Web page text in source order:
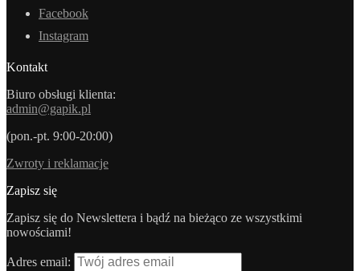
Facebook
Instagram
Kontakt
Biuro obsługi klienta:
admin@gapik.pl
(pon.-pt. 9:00-20:00)
Zwroty i reklamacje
Zapisz się
Zapisz się do Newslettera i bądź na bieżąco ze wszystkimi
nowościami!
Adres email: